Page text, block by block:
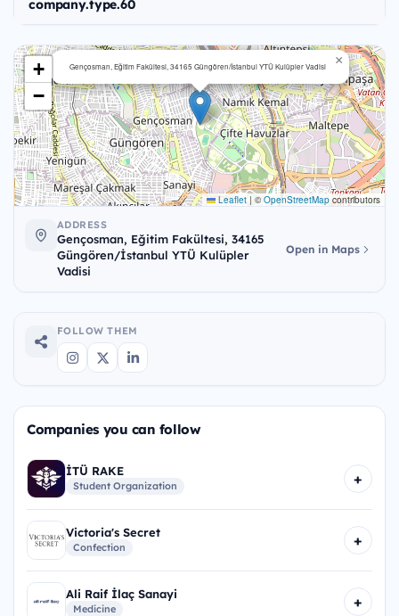
company.type.60
Gençosman, Eğitim Fakültesi, 34165 Güngören/İstanbul YTÜ Kulüpler Vadisi ×
+
−
Leaflet | © OpenStreetMapcontributors
ADDRESS
Gençosman, Eğitim Fakültesi, 34165
Güngören/İstanbul YTÜ Kulüpler
Vadisi
Open in Maps
FOLLOW THEM
Companies you can follow
İTÜ RAKE
Student Organization +
Victoria's Secret
Confection +
Ali Raif İlaç Sanayi
Medicine +